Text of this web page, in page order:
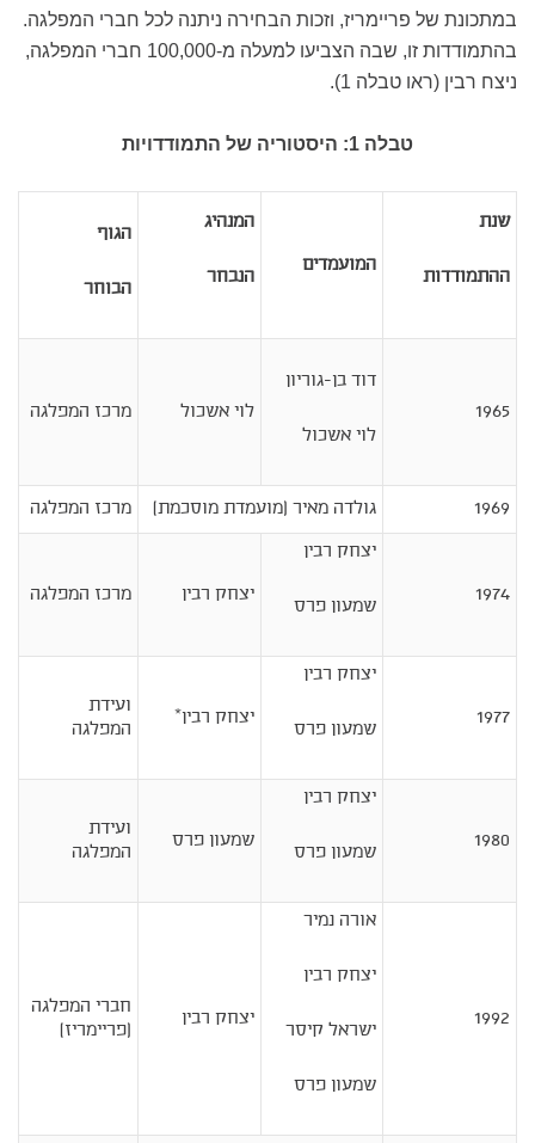
במתכונת של פריימריז, וזכות הבחירה ניתנה לכל חברי המפלגה.
בהתמודדות זו, שבה הצביעו למעלה מ-100,000 חברי המפלגה,
ניצח רבין (ראו טבלה 1).
טבלה 1: היסטוריה של התמודדויות
שנת
ההתמודדות המועמדים
המנהיג
הנבחר
הגוף
הבוחר
1965
דוד בן-גוריון
לוי אשכול
לוי אשכול מרכז המפלגה
1969 גולדה מאיר (מועמדת מוסכמת) מרכז המפלגה
1974
יצחק רבין
שמעון פרס יצחק רבין מרכז המפלגה
1977
יצחק רבין
שמעון פרס יצחק רבין*
ועידת
המפלגה
1980
יצחק רבין
שמעון פרס שמעון פרס
ועידת
המפלגה
1992
אורה נמיר
יצחק רבין
ישראל קיסר
שמעון פרס
יצחק רבין
חברי המפלגה
(פריימריז)